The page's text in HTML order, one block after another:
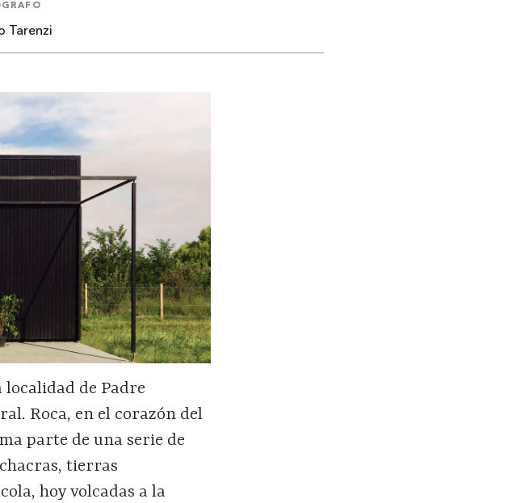
Tarenzi
localidad de Padre
Roca, en el corazón del
parte de una serie de
tierras
hoy volcadas a la